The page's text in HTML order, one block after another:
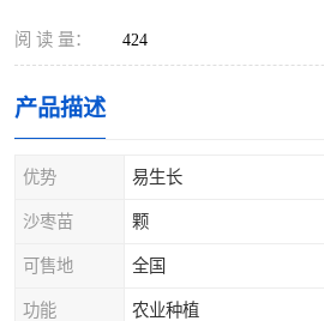
阅 读 量： 424
产品描述
优势 易生长
沙枣苗 颗
可售地 全国
功能 农业种植